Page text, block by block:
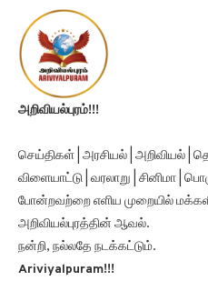
அறிவியல்புரம்!!!
செய்திகள் | அரசியல் | அறிவியல் |
விளையாட்டு | வரலாறு | சினிமா |
போன்றவற்றை எளிய முறையில்
அறிவியல்புரத்தின் ஆவல்.
நன்றி, நல்லதே நடக்கட்டும்.
Ariviyalpuram!!!